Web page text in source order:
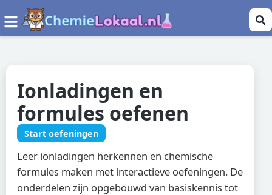
Ionladingen en
formules oefenen
Start oefeningen
Leer ionladingen herkennen en chemische
formules maken met interactieve oefeningen. De
onderdelen zijn opgebouwd van basiskennis tot